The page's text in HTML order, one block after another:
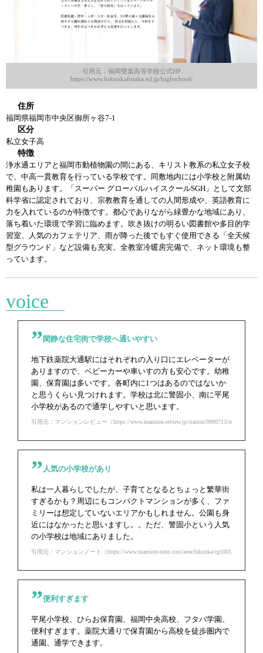
引用元：福岡雙葉高等学校公式HP
https://www.fukuokafutaba.ed.jp/highschool/
住所
福岡県福岡市中央区御所ヶ谷7-1
区分
私立女子高
特徴
浄水通エリアと福岡市動植物園の間にある、キリスト教系の私立女子校
で、中高一貫教育を行っている学校です。同敷地内には小学校と附属幼
稚園もあります。「スーパー グローバルハイスクールSGH」として文部
科学省に認定されており、宗教教育を通しての人間形成や、英語教育に
力を入れているのが特徴です。都心でありながら緑豊かな地域にあり、
落ち着いた環境で学習に臨めます。吹き抜けの明るい図書館や多目的学
習室、人気のカフェテリア、雨が降った後でもすぐ使用できる「全天候
型グラウンド」など設備も充実。全教室冷暖房完備で、ネット環境も整
っています。
voice
閑静な住宅街で学校へ通いやすい
地下鉄薬院大通駅にはそれぞれの入り口にエレベーターが
ありますので、ベビーカーや車いすの方も安心です。幼稚
園、保育園は多いです。各町内に1つはあるのではないか
と思うくらい見つけれます。学校は北に警固小、南に平尾
小学校があるので通学しやすいと思います。
引用元：マンションレビュー（https://www.mansion-review.jp/station/9990713/review.html）
人気の小学校があり
私は一人暮らしでしたが、子育てとなるとちょっと繁華街
すぎるかも？周辺にもコンパクトマンションが多く、ファ
ミリーは想定していないエリアかもしれません。公園も身
近にはなかったと思いますし。。ただ、警固小という人気
の小学校は地域にありました。
引用元：マンションノート（https://www.mansion-note.com/area/fukuoka/cg1001393/
便利すぎます
平尾小学校、ひらお保育園、福岡中央高校、フタバ学園、
便利すぎます。薬院大通りで保育園から高校を徒歩圏内で
通園、通学できます。